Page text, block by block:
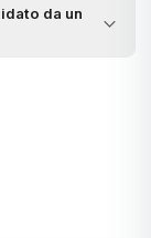
da un